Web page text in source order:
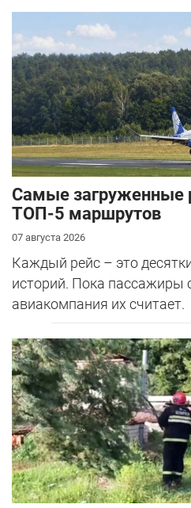
Самые загруженные
ТОП-5 маршрутов
07 августа 2026
Каждый рейс – это
историй. Пока пассажиры
авиакомпания их считает.